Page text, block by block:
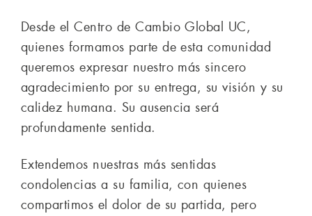
Desde el Centro de Cambio Global UC,
quienes formamos parte de esta comunidad
queremos expresar nuestro más sincero
agradecimiento por su entrega, su visión y su
calidez humana. Su ausencia será
profundamente sentida.
Extendemos nuestras más sentidas
condolencias a su familia, con quienes
compartimos el dolor de su partida, pero